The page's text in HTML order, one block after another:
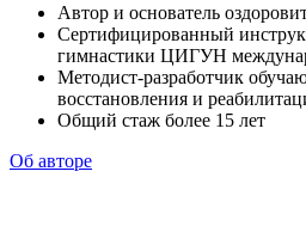
Автор и основатель
Сертифицированный
гимнастики ЦИГУН
Методист-разработчик
восстановления и
Общий стаж более 15 лет
Об авторе